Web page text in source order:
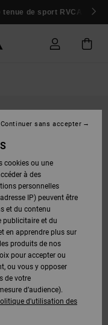
de sport RVCA
cookies ou une
à des
personnelles
IP) peuvent être
et du contenu
publicitaire et du
en apprendre plus sur
produits de nos
pour accepter ou
ou vous y opposer
de votre
d’audience).
d'utilisation des
Continuer sans accepter